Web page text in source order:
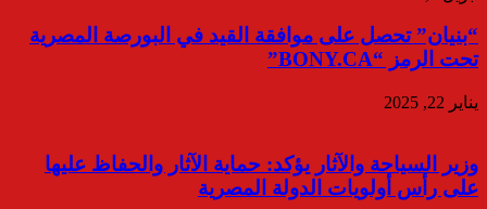
“بنيان” تحصل على موافقة القيد في البورصة المصرية
تحت الرمز “BONY.CA”
يناير 22, 2025
وزير السياحة والآثار يؤكد: حماية الآثار والحفاظ عليها
على رأس أولويات الدولة المصرية